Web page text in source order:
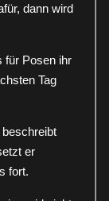
dann wird
für Posen ihr
Tag
beschreibt
er
fort.